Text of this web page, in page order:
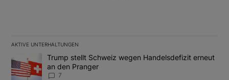
AKTIVE UNTERHALTUNGEN
Das Folgende ist eine Liste der am meisten kommentierten
Ein Trendartikel mit dem Titel "Trump stellt Schweiz wegen
Trump stellt Schweiz wegen Handelsdefizit erneut
an den Pranger
7